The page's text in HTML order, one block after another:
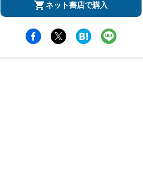
ネット書店で購入